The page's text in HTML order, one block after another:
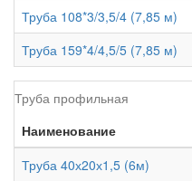
Труба 108*3/3,5/4 (7,85 м)
Труба 159*4/4,5/5 (7,85 м)
Труба профильная
Наименование
Труба 40х20х1,5 (6м)